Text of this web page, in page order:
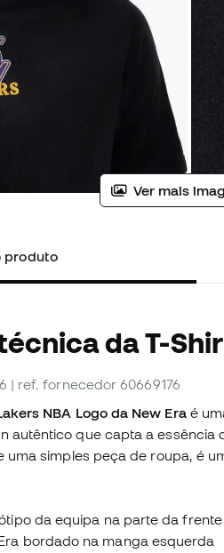
Ver mais
produto
da T-
| ref. fornecedor 60669176
NBA Logo da New Eraé
autêntico que capta a
uma simples peça de roupa, é
da equipa na parte da frente
bordado na manga esquerda